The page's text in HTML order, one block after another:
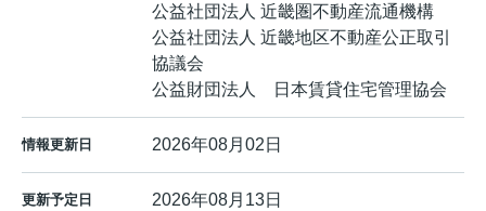
公益社団法人 近畿圏不動産流通機構
公益社団法人 近畿地区不動産公正取引
協議会
公益財団法人 日本賃貸住宅管理協会
情報更新日 2026年08月02日
更新予定日 2026年08月13日